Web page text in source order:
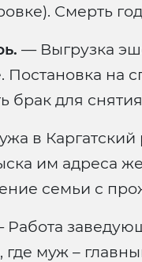
Смерть
— Выгрузка
Постановка на
брак для
в
им адреса
семьи с
Работа
муж –